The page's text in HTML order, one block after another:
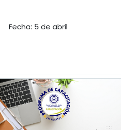
Fecha: 5 de abril